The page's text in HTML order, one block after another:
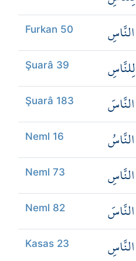
Furkan 50 النَّاسِ
Şuarâ 39 لِلنَّاسِ
Şuarâ 183 النَّاسَ
Neml 16 النَّاسُ
Neml 73 النَّاسِ
Neml 82 النَّاسَ
Kasas 23 النَّاسِ